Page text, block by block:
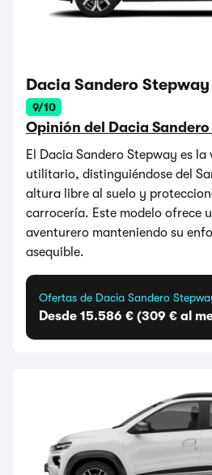
Dacia Sandero Stepway
9/10
Opinión del Dacia
El Dacia Sandero Stepway es la
utilitario, distinguiéndose del
altura libre al suelo y
carrocería. Este modelo ofrece
aventurero manteniendo su
asequible.
Ofertas de Dacia Sandero
Desde 15.586 € (309 € al